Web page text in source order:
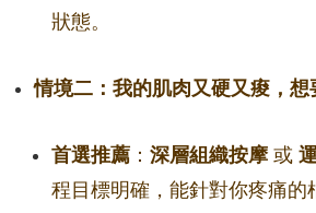
狀態。
情境二：我的肌肉又硬又痠，想
首選推薦 ： 深層組織按摩或
程目標明確，能針對你疼痛的